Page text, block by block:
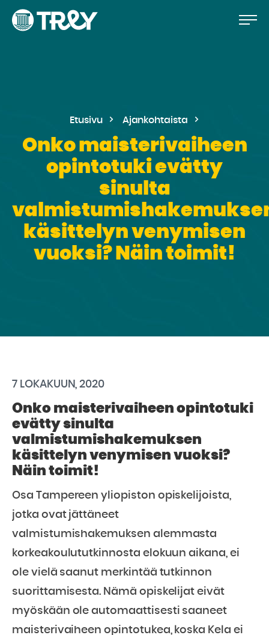
Hyppää
sisältöön
Siirry
TREY
-etusivulle
Etusivu Ajankohtaista
Onko maisterivaiheen
opintotuki evätty
sinulta
käsittelyn venymisen
vuoksi? Näin toimit!
7 LOKAKUUN, 2020
Onko maisterivaiheen opintotuki
evätty sinulta
valmistumishakemuksen
käsittelyn venymisen vuoksi?
Näin toimit!
Osa Tampereen yliopiston opiskelijoista,
jotka ovat jättäneet
valmistumishakemuksen alemmasta
korkeakoulututkinnosta elokuun aikana, ei
ole vielä saanut merkintää tutkinnon
suorittamisesta. Nämä opiskelijat eivät
myöskään ole automaattisesti saaneet
maisterivaiheen opintotukea, koska Kela ei